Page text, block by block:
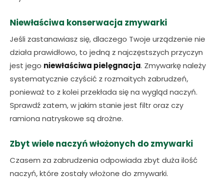
Niewłaściwa konserwacja zmywarki
Jeśli zastanawiasz się, dlaczego Twoje urządzenie nie
działa prawidłowo, to jedną z najczęstszych przyczyn
jest jego niewłaściwa pielęgnacja. Zmywarkę należy
systematycznie czyścić z rozmaitych zabrudzeń,
ponieważ to z kolei przekłada się na wygląd naczyń.
Sprawdź zatem, w jakim stanie jest filtr oraz czy
ramiona natryskowe są drożne.
Zbyt wiele naczyń włożonych do zmywarki
Czasem za zabrudzenia odpowiada zbyt duża ilość
naczyń, które zostały włożone do zmywarki.